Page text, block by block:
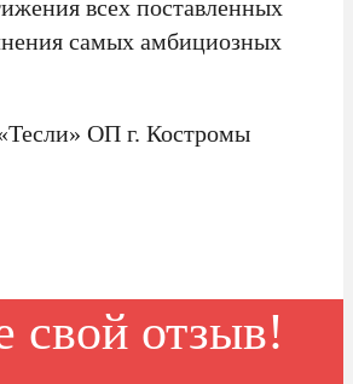
всех поставленных
самых амбициозных
ОП г. Костромы
свой отзыв!